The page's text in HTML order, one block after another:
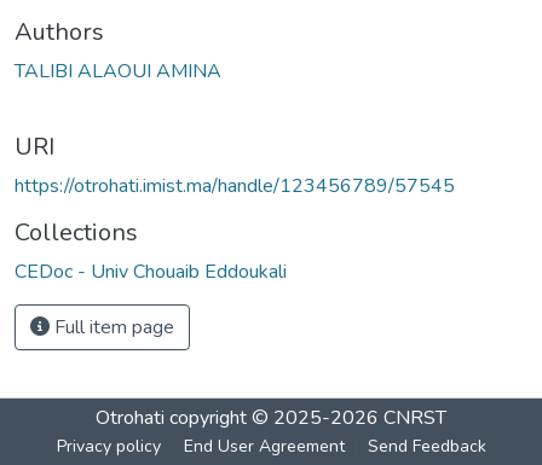
Authors
TALIBI ALAOUI AMINA
URI
https://otrohati.imist.ma/handle/123456789/57545
Collections
CEDoc - Univ Chouaib Eddoukali
Full item page
Otrohati copyright © 2025-2026 CNRST
Privacy policy End User Agreement Send Feedback